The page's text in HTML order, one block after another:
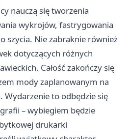
nauczą się tworzenia
wykrojów, fastrygowania
szycia. Nie zabraknie również
dotyczących różnych
Całość zakończy się
mody zaplanowanym na
Wydarzenie to odbędzie się
– wybiegiem będzie
drukarki